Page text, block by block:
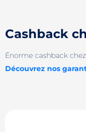
Cashback
Énorme cashback
Découvrez nos